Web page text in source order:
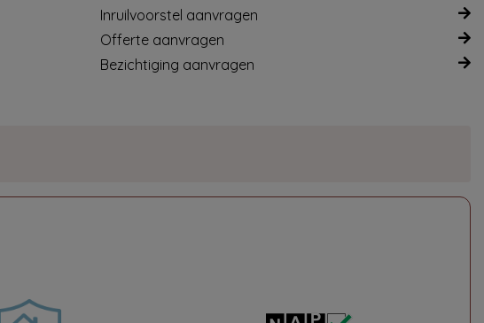
Inruilvoorstel aanvragen
Offerte aanvragen
Bezichtiging aanvragen